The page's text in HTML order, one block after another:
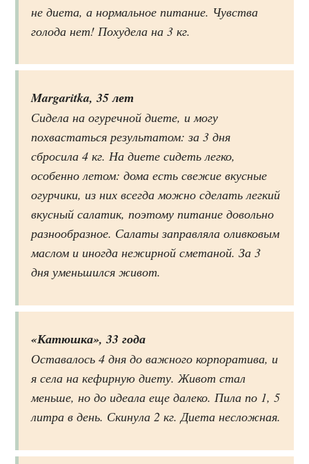
не диета, а нормальное питание. Чувства
голода нет! Похудела на 3 кг.
Margaritka, 35 лет
Сидела на огуречной диете, и могу
похвастаться результатом: за 3 дня
сбросила 4 кг. На диете сидеть легко,
особенно летом: дома есть свежие вкусные
огурчики, из них всегда можно сделать легкий
вкусный салатик, поэтому питание довольно
разнообразное. Салаты заправляла оливковым
маслом и иногда нежирной сметаной. За 3
дня уменьшился живот.
«Катюшка», 33 года
Оставалось 4 дня до важного корпоратива, и
я села на кефирную диету. Живот стал
меньше, но до идеала еще далеко. Пила по 1, 5
литра в день. Скинула 2 кг. Диета несложная.